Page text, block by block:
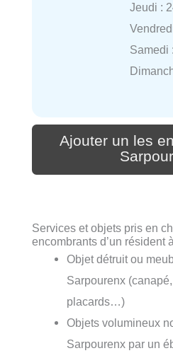
Jeudi :
Samedi
Ajouter un les
Services et objets pris en
encombrants d’un résident
Objet détruit ou
Sarpourenx
placards…)
Objets volumineux
Sarpourenx par un